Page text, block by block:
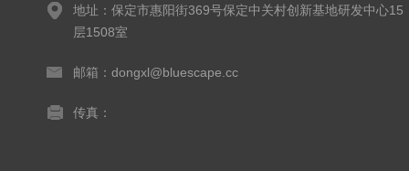
地址：保定市惠阳街369号保定中关村创新基地研发中心15
层1508室
邮箱：dongxl@bluescape.cc
传真：